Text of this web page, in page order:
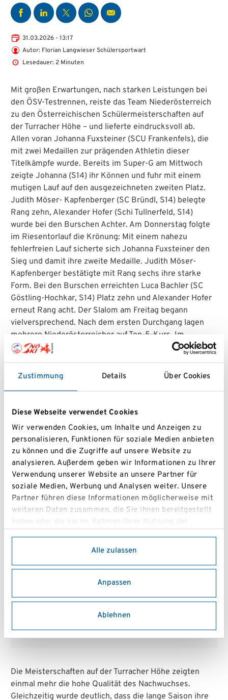
Zustimmung Details Über Cookies
Diese Webseite verwendet Cookies
Wir verwenden Cookies, um Inhalte und Anzeigen zu
personalisieren, Funktionen für soziale Medien anbieten
zu können und die Zugriffe auf unsere Website zu
analysieren. Außerdem geben wir Informationen zu Ihrer
Verwendung unserer Website an unsere Partner für
soziale Medien, Werbung und Analysen weiter. Unsere
Partner führen diese Informationen möglicherweise mit
weiteren Daten zusammen, die Sie ihnen bereitgestellt
haben oder die sie im Rahmen Ihrer Nutzung der
Alle zulassen
Anpassen
Ablehnen
31.03.2026 - 13:17
Autor: Florian Langwieser Schülersportwart
Lesedauer: 2 Minuten
Mit großen Erwartungen, nach starken Leistungen bei
den ÖSV-Testrennen, reiste das Team Niederösterreich
zu den Österreichischen Schülermeisterschaften auf
der Turracher Höhe – und lieferte eindrucksvoll ab.
Allen voran Johanna Fuxsteiner (SCU Frankenfels), die
mit zwei Medaillen zur prägenden Athletin dieser
Titelkämpfe wurde. Bereits im Super-G am Mittwoch
zeigte Johanna (S14) ihr Können und fuhr mit einem
mutigen Lauf auf den ausgezeichneten zweiten Platz.
Judith Möser- Kapfenberger (SC Bründl, S14) belegte
Rang zehn, Alexander Hofer (Schi Tullnerfeld, S14)
wurde bei den Burschen Achter. Am Donnerstag folgte
im Riesentorlauf die Krönung: Mit einem nahezu
fehlerfreien Lauf sicherte sich Johanna Fuxsteiner den
Sieg und damit ihre zweite Medaille. Judith Möser-
Kapfenberger bestätigte mit Rang sechs ihre starke
Form. Bei den Burschen erreichten Luca Bachler (SC
Göstling-Hochkar, S14) Platz zehn und Alexander Hofer
erneut Rang acht. Der Slalom am Freitag begann
vielversprechend. Nach dem ersten Durchgang lagen
mehrere Niederösterreicher auf Top-5-Kurs. Im
entscheidenden zweiten Lauf verhinderten jedoch
Larissa Hofer (Schi Tullnerfeld, S14) wurde Achte,
Gesamtbilanz klar positiv aus: Zwei ÖM-Medaillen
Ergebnisse unterstreichen die Leistungsdichte im
Team Niederösterreich. Trainer Markus Erhardt fand
nach dem Rennen klare Worte: „Rennschwein
Fuxsteiner bringt es auf den Punkt.“
Die intensiven
Trainingstage im Vorfeld
haben sich definitiv bezahlt
Florian Langwieser, Schülersportwart zeigte sich
Die Meisterschaften auf der Turracher Höhe zeigten
einmal mehr die hohe Qualität des Nachwuchses.
Gleichzeitig wurde deutlich, dass die lange Saison ihre